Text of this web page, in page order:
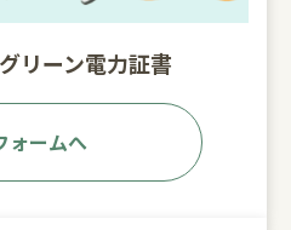
リーン電力証書
ォームへ